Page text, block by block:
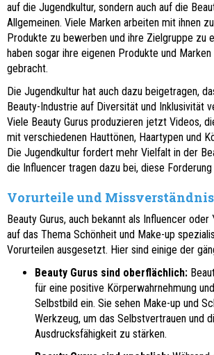
auf die Jugendkultur, sondern auch auf die
Allgemeinen. Viele Marken arbeiten mit ihnen
Produkte zu bewerben und ihre Zielgruppe zu
haben sogar ihre eigenen Produkte und
gebracht.
Die Jugendkultur hat auch dazu beigetragen,
Beauty-Industrie auf Diversität und Inklusivität
Viele Beauty Gurus produzieren jetzt Videos,
mit verschiedenen Hauttönen, Haartypen und
Die Jugendkultur fordert mehr Vielfalt in der
die Influencer tragen dazu bei, diese
Vorurteile und
Beauty Gurus, auch bekannt als Influencer oder
auf das Thema Schönheit und Make-up
Vorurteilen ausgesetzt. Hier sind einige der
Beauty Gurus sind oberflächlich:
für eine positive Körperwahrnehmung
Selbstbild ein. Sie sehen Make-up und
Werkzeug, um das Selbstvertrauen und
Ausdrucksfähigkeit zu stärken.